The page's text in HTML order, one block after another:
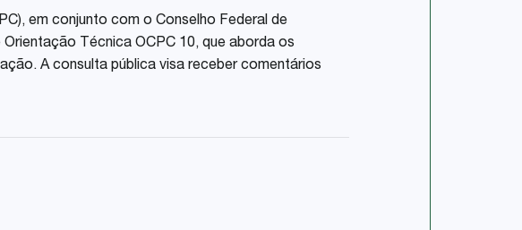
em conjunto com o Conselho Federal de
Técnica OCPC 10, que aborda os
A consulta pública visa receber comentários